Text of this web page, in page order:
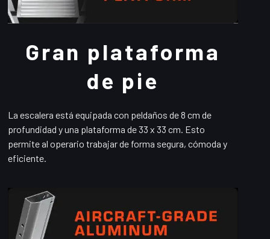
Gran plataforma
de pie
La escalera está equipada con peldaños de 8 cm de
profundidad y una plataforma de 33 x 33 cm. Esto
permite al operario trabajar de forma segura, cómoda y
eficiente.